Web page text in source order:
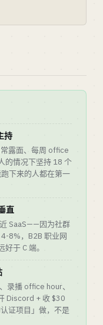
持
露面、每周 office
的情况下坚持 18 个
下来的人都在第一
直
SaaS——因为社群
8%，B2B 职业网
于 C 端。
录播 office hour、
Discord + 收 $30
证项目」做，不是